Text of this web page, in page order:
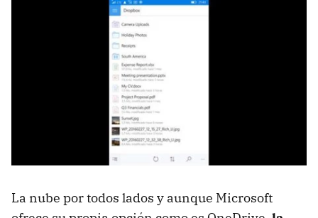
La nube por todos lados y aunque Microsoft